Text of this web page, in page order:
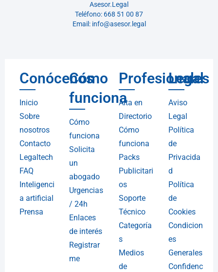
Asesor.Legal
Teléfono: 668 51 00 87
Email: info@asesor.legal
Conócenos
Inicio
Sobre
nosotros
Contacto
Legaltech
FAQ
Inteligenci
a artificial
Prensa
Cómo
funciona
Cómo
funciona
Solicita
un
abogado
Urgencias
/ 24h
Enlaces
de interés
Registrar
me
Profesionales
Alta en
Directorio
Cómo
funciona
Packs
Publicitari
os
Soporte
Técnico
Categoría
s
Medios
de
Legal
Aviso
Legal
Política
de
Privacida
d
Política
de
Cookies
Condicion
es
Generales
Confidenc